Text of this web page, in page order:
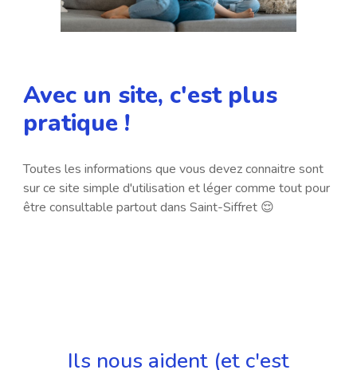
Avec un site, c'est plus
pratique !
Toutes les informations que vous devez connaitre sont
sur ce site simple d'utilisation et léger comme tout pour
être consultable partout dans Saint-Siffret 😌
Ils nous aident (et c'est